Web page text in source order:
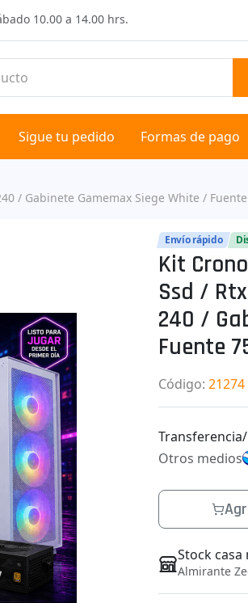
10.00 a 14.00 hrs.
Sigue tu pedido Formas de pago
/ Gabinete Gamemax Siege White /
Envío rápido
Kit
Ssd /
240 /
Fuente
Código:21274
Otros medios
Stock casa
Almirante